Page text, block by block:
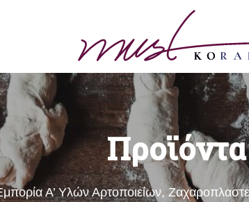
Προϊόντα
Α’ Υλών Αρτοποιείων,